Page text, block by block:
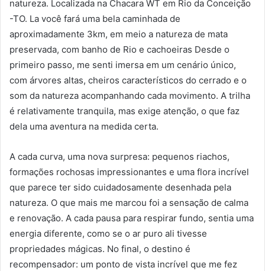
natureza. Localizada na Chacara WT em Rio da Conceição
-TO. La você fará uma bela caminhada de
aproximadamente 3km, em meio a natureza de mata
preservada, com banho de Rio e cachoeiras Desde o
primeiro passo, me senti imersa em um cenário único,
com árvores altas, cheiros característicos do cerrado e o
som da natureza acompanhando cada movimento. A trilha
é relativamente tranquila, mas exige atenção, o que faz
dela uma aventura na medida certa.
A cada curva, uma nova surpresa: pequenos riachos,
formações rochosas impressionantes e uma flora incrível
que parece ter sido cuidadosamente desenhada pela
natureza. O que mais me marcou foi a sensação de calma
e renovação. A cada pausa para respirar fundo, sentia uma
energia diferente, como se o ar puro ali tivesse
propriedades mágicas. No final, o destino é
recompensador: um ponto de vista incrível que me fez